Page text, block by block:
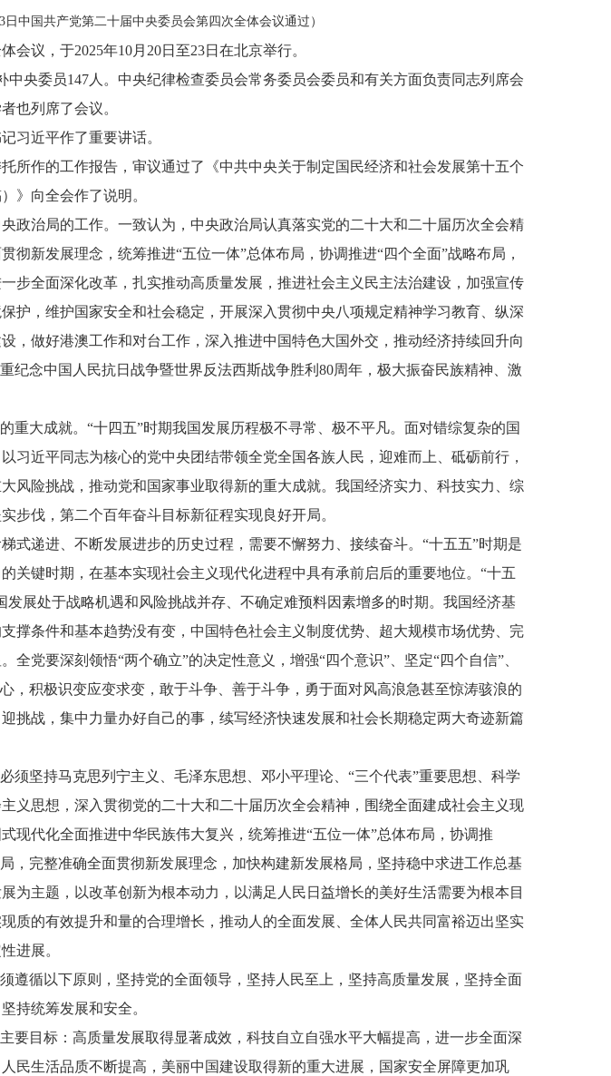
日中国共产党第二十届中央委员会第四次全体会议通过）
会议，于2025年10月20日至23日在北京举行。
中央委员147人。中央纪律检查委员会常务委员会委员和有关方面负责同志列席会
也列席了会议。
习近平作了重要讲话。
所作的工作报告，审议通过了《中共中央关于制定国民经济和社会发展第十五个
》向全会作了说明。
政治局的工作。一致认为，中央政治局认真落实党的二十大和二十届历次全会精
彻新发展理念，统筹推进“五位一体”总体布局，协调推进“四个全面”战略布局，
步全面深化改革，扎实推动高质量发展，推进社会主义民主法治建设，加强宣传
护，维护国家安全和社会稳定，开展深入贯彻中央八项规定精神学习教育、纵深
，做好港澳工作和对台工作，深入推进中国特色大国外交，推动经济持续回升向
纪念中国人民抗日战争暨世界反法西斯战争胜利80周年，极大振奋民族精神、激
重大成就。“十四五”时期我国发展历程极不寻常、极不平凡。面对错综复杂的国
习近平同志为核心的党中央团结带领全党全国各族人民，迎难而上、砥砺前行，
风险挑战，推动党和国家事业取得新的重大成就。我国经济实力、科技实力、综
步伐，第二个百年奋斗目标新征程实现良好开局。
式递进、不断发展进步的历史过程，需要不懈努力、接续奋斗。“十五五”时期是
关键时期，在基本实现社会主义现代化进程中具有承前启后的重要地位。“十五
展处于战略机遇和风险挑战并存、不确定难预料因素增多的时期。我国经济基
撑条件和基本趋势没有变，中国特色社会主义制度优势、超大规模市场优势、完
党要深刻领悟“两个确立”的决定性意义，增强“四个意识”、坚定“四个自信”、
，积极识变应变求变，敢于斗争、善于斗争，勇于面对风高浪急甚至惊涛骇浪的
挑战，集中力量办好自己的事，续写经济快速发展和社会长期稳定两大奇迹新篇
须坚持马克思列宁主义、毛泽东思想、邓小平理论、“三个代表”重要思想、科学
义思想，深入贯彻党的二十大和二十届历次全会精神，围绕全面建成社会主义现
现代化全面推进中华民族伟大复兴，统筹推进“五位一体”总体布局，协调推
，完整准确全面贯彻新发展理念，加快构建新发展格局，坚持稳中求进工作总基
为主题，以改革创新为根本动力，以满足人民日益增长的美好生活需要为根本目
质的有效提升和量的合理增长，推动人的全面发展、全体人民共同富裕迈出坚实
进展。
遵循以下原则，坚持党的全面领导，坚持人民至上，坚持高质量发展，坚持全面
持统筹发展和安全。
要目标：高质量发展取得显著成效，科技自立自强水平大幅提高，进一步全面深
民生活品质不断提高，美丽中国建设取得新的重大进展，国家安全屏障更加巩